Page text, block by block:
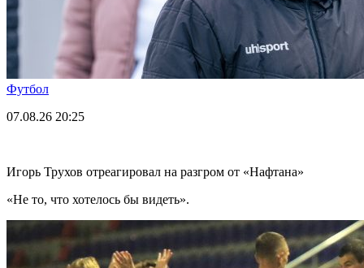
Футбол
07.08.26 20:25
Игорь Трухов отреагировал на разгром от «Нафтана»
«Не то, что хотелось бы видеть».